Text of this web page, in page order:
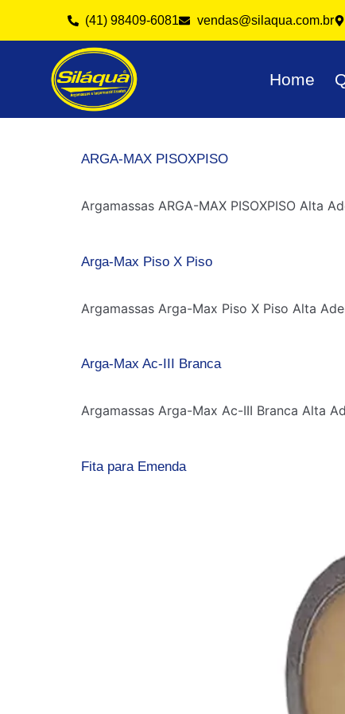
(41) 98409-6081 vendas@silaqua.com.br
Home
ARGA-MAX PISOXPISO
Argamassas ARGA-MAX PISOXPISO Alta
Arga-Max Piso X Piso
Argamassas Arga-Max Piso X Piso Alta
Arga-Max Ac-III Branca
Argamassas Arga-Max Ac-III Branca Alta
Fita para Emenda